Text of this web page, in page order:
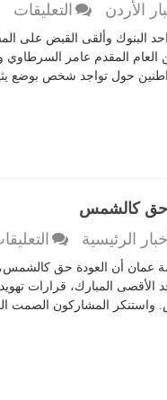
الأردن التعليقات
البنوك وألقى القبض على
العام المقدم عامر
حول تواجد شخص بوضع
حق كالشمس
الرئيسية
عمان أن العودة حق
المبارك، قرارات
واستنكر المشاركون الصمت